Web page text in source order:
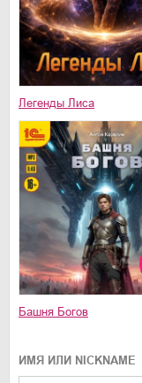
Легенды Лиса
Башня Богов
ИМЯ ИЛИ NICKNAME